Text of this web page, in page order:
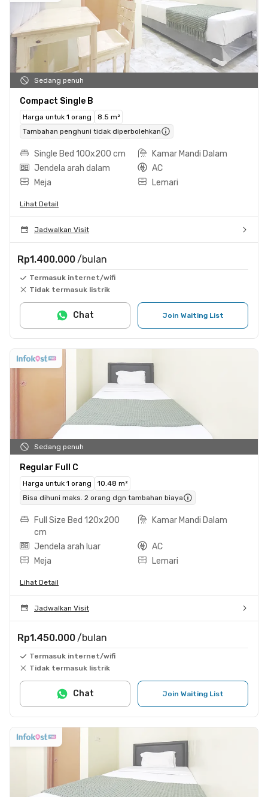
Sedang penuh
Compact Single B
Harga untuk 1 orang
8.5 m²
Tambahan penghuni tidak diperbolehkan
Single Bed 100x200 cm
Kamar Mandi Dalam
Jendela arah dalam
AC
Meja
Lemari
Lihat Detail
Jadwalkan Visit
Rp1.400.000 /bulan
Termasuk internet/wifi
Tidak termasuk listrik
Join Waiting List
Chat
Sedang penuh
Regular Full C
Harga untuk 1 orang
10.48 m²
Bisa dihuni maks. 2 orang dgn tambahan biaya
Full Size Bed 120x200
cm
Kamar Mandi Dalam
Jendela arah luar
AC
Meja
Lemari
Lihat Detail
Jadwalkan Visit
Rp1.450.000 /bulan
Termasuk internet/wifi
Tidak termasuk listrik
Join Waiting List
Chat